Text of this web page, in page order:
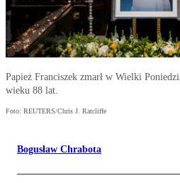
Papież Franciszek zmarł w Wielki
wieku 88 lat.
Foto: REUTERS/Chris J. Ratcliffe
Bogusław Chrabota